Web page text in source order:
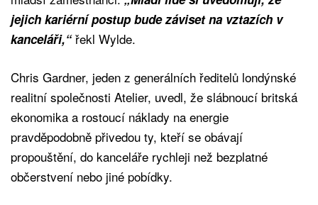
jejich kariérní postup bude záviset na vztazích v
kanceláři,“řekl Wylde.
Chris Gardner, jeden z generálních ředitelů londýnské
realitní společnosti Atelier, uvedl, že slábnoucí britská
ekonomika a rostoucí náklady na energie
pravděpodobně přivedou ty, kteří se obávají
propouštění, do kanceláře rychleji než bezplatné
občerstvení nebo jiné pobídky.